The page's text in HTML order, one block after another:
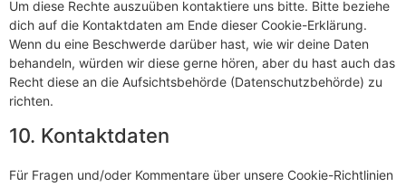
Um diese Rechte auszuüben kontaktiere uns bitte. Bitte beziehe
dich auf die Kontaktdaten am Ende dieser Cookie-Erklärung.
Wenn du eine Beschwerde darüber hast, wie wir deine Daten
behandeln, würden wir diese gerne hören, aber du hast auch das
Recht diese an die Aufsichtsbehörde (Datenschutzbehörde) zu
richten.
10. Kontaktdaten
Für Fragen und/oder Kommentare über unsere Cookie-Richtlinien